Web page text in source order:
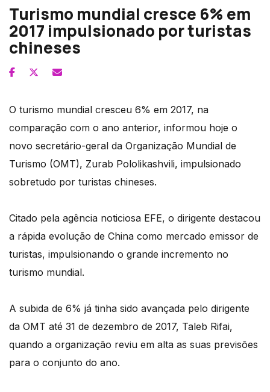
Turismo mundial cresce 6% em
2017 impulsionado por turistas
chineses
O turismo mundial cresceu 6% em 2017, na
comparação com o ano anterior, informou hoje o
novo secretário-geral da Organização Mundial de
Turismo (OMT), Zurab Pololikashvili, impulsionado
sobretudo por turistas chineses.
Citado pela agência noticiosa EFE, o dirigente destacou
a rápida evolução de China como mercado emissor de
turistas, impulsionando o grande incremento no
turismo mundial.
A subida de 6% já tinha sido avançada pelo dirigente
da OMT até 31 de dezembro de 2017, Taleb Rifai,
quando a organização reviu em alta as suas previsões
para o conjunto do ano.